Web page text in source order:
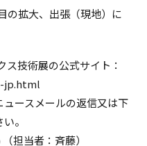
の拡大、出張（現地）に
技術展の公式サイト：
jp.html
ースメールの返信又は下
。
担当者：斉藤）